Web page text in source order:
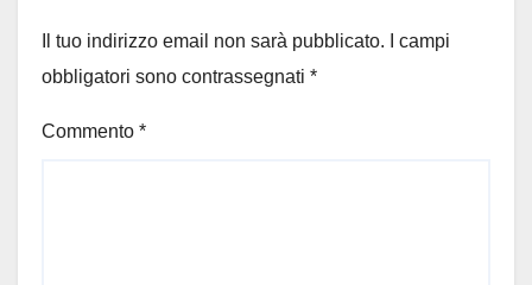
Il tuo indirizzo email non sarà pubblicato.
I campi
obbligatori sono contrassegnati *
Commento *